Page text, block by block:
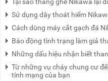
Sử dụng dây thoát hiểm
Cách dùng máy cắt gạch đá
Báo động tình trạng làm giả
Những dấu hiệu nhận biết
Từ những vụ cháy chung cư
tính mạng của bạn